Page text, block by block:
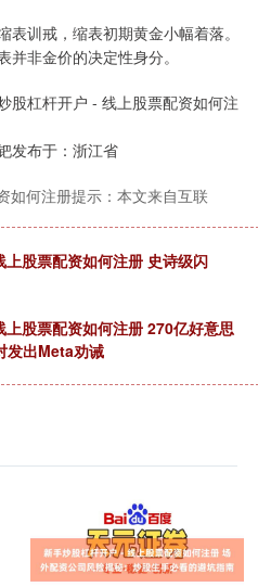
训戒，缩表初期黄金小幅着落。
非金价的决定性身分。
股杠杆开户 - 线上股票配资如何注
发布于：浙江省
如何注册提示：本文来自互联
股票配资如何注册 史诗级闪
股票配资如何注册 270亿好意思
发出Meta劝诫